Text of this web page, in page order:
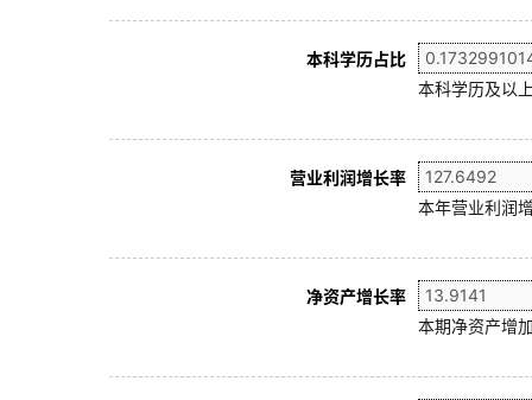
本科学历占比
本科学历及以
营业利润增长率
本年营业利润
净资产增长率
本期净资产增